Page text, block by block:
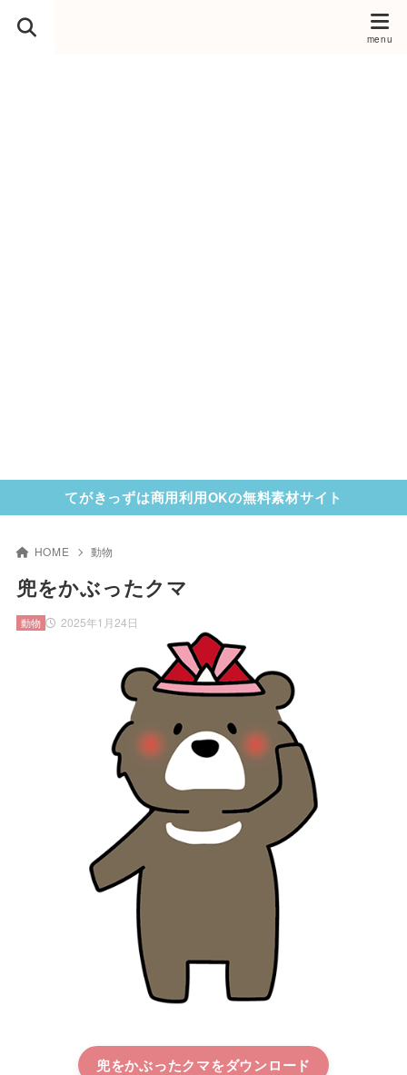
てがきっずは商用利用OKの無料素材サイト
HOME 動物
兜をかぶったクマ
2025年1月24日
動物
兜をかぶったクマ